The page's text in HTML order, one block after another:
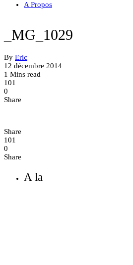
A Propos
_MG_1029
By Eric
12 décembre 2014
1 Mins read
101
0
Share
Share
101
0
Share
A la